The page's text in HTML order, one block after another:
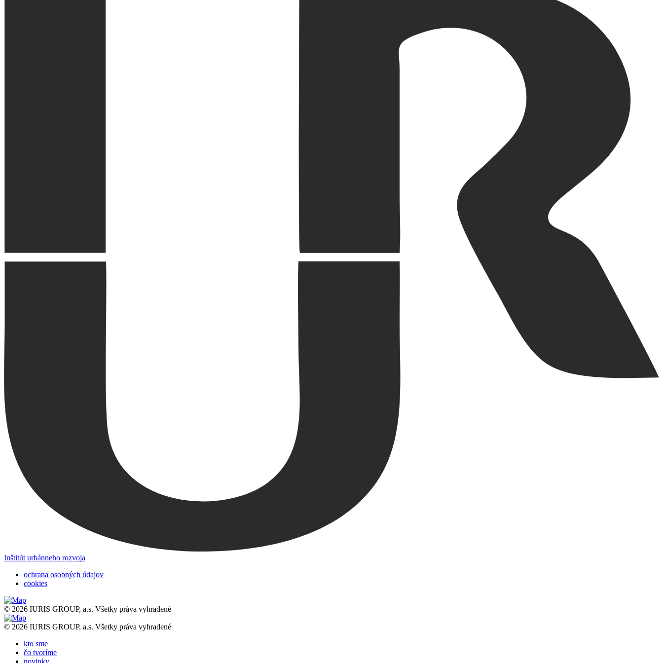
Inštitút urbánneho rozvoja
ochrana osobných údajov
cookies
© 2026 IURIS GROUP, a.s. Všetky práva vyhradené
© 2026 IURIS GROUP, a.s. Všetky práva vyhradené
kto sme
čo tvoríme